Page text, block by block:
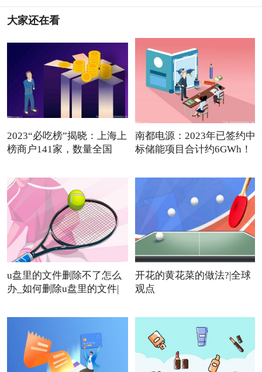
大家还在看
2023“必吃榜”揭晓：上海上
榜商户141家，数量全国
南都电源：2023年已签约中
标储能项目合计约6GWh！
u盘里的文件删除不了怎么
办_如何删除u盘里的文件|
开花的黄花菜的做法?|全球
观点